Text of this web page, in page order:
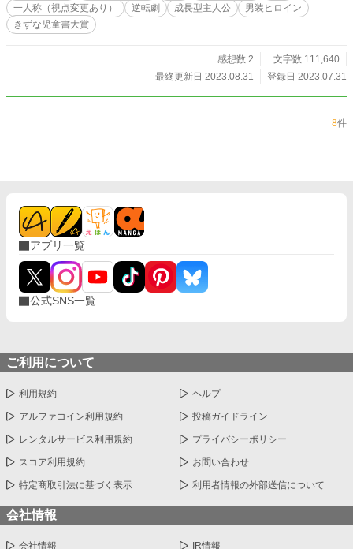
一人称（視点変更あり）
逆転劇 成長型主人公
男装ヒロイン
きずな児童書大賞
感想数 2
文字数 111,640
最終更新日 2023.08.31
登録日 2023.07.31
8件
アプリ一覧
公式SNS一覧
ご利用について
利用規約 ヘルプ
アルファコイン利用規約 投稿ガイドライン
レンタルサービス利用規約 プライバシーポリシー
スコア利用規約 お問い合わせ
特定商取引法に基づく表示 利用者情報の外部送信について
会社情報
会社情報 IR情報